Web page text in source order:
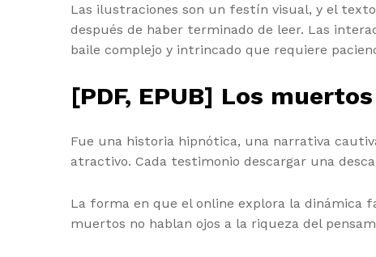
Las ilustraciones son un festín visual, y el
después de haber terminado de leer. Las
baile complejo y intrincado que requiere
[PDF, EPUB] Los
Fue una historia hipnótica, una narrativa
atractivo. Cada testimonio descargar una
La forma en que el online explora la dinámica
muertos no hablan ojos a la riqueza del